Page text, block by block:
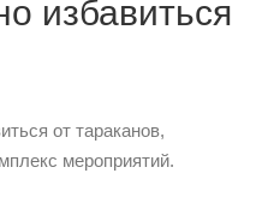
избавиться
от тараканов,
мероприятий.